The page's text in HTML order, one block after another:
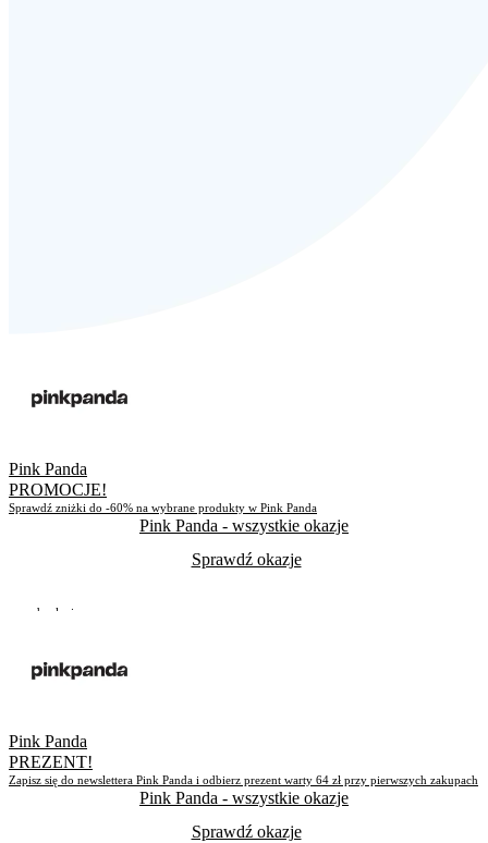
Pink Panda
PROMOCJE!
Sprawdź zniżki do -60% na wybrane produkty w Pink Panda
Pink Panda - wszystkie okazje
Sprawdź okazje
Do odwołania
Pink Panda
PREZENT!
Zapisz się do newslettera Pink Panda i odbierz prezent warty 64 zł przy pierwszych zakupach
Pink Panda - wszystkie okazje
Sprawdź okazje